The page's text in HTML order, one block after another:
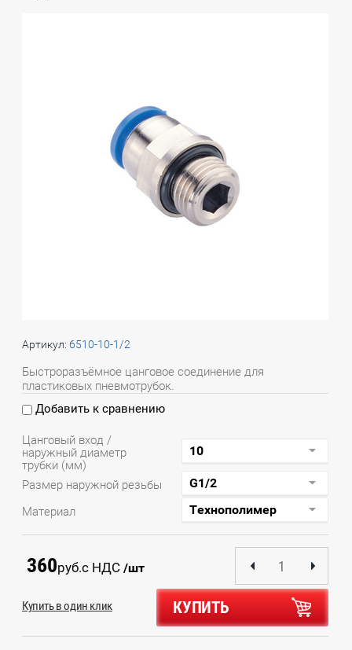
Артикул: 6510-10-1/2
Быстроразъёмное цанговое соединение для
пластиковых пневмотрубок.
Добавить к сравнению
Цанговый вход /
наружный диаметр
трубки (мм)
Размер наружной резьбы
Материал
360руб.с НДС /шт
КУПИТЬ
Купить в один клик